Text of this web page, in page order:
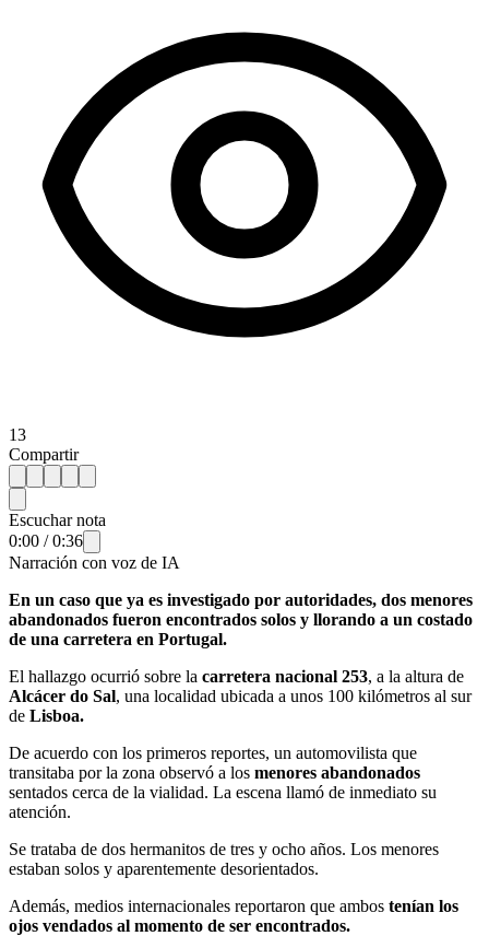
13
Compartir
Escuchar nota
0:00 /0:36
Narración con voz de IA
En un caso que ya es investigado por autoridades, dos menores
abandonados fueron encontrados solos y llorando a un costado
de una carretera en Portugal.
El hallazgo ocurrió sobre la carretera nacional 253, a la altura de
Alcácer do Sal, una localidad ubicada a unos 100 kilómetros al sur
de Lisboa.
De acuerdo con los primeros reportes, un automovilista que
transitaba por la zona observó a los menores abandonados
sentados cerca de la vialidad. La escena llamó de inmediato su
atención.
Se trataba de dos hermanitos de tres y ocho años. Los menores
estaban solos y aparentemente desorientados.
Además, medios internacionales reportaron que ambos tenían los
ojos vendados al momento de ser encontrados.